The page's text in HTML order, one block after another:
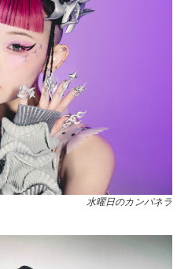
⽔曜⽇のカンパネラ